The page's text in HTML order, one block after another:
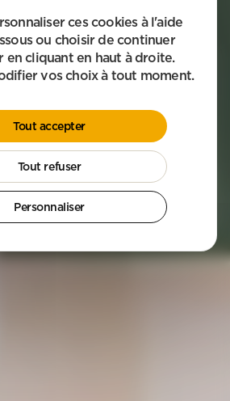
?
NOUS VOUS AIDER ?
Ménage & Repassage Garde d’enfants
? L’agence APEF la plus proche prend le
Obtenir mon devis
ces cookies à l'aide
ou choisir de continuer
en cliquant en haut à droite.
vos choix à tout moment.
Tout accepter
Tout refuser
Personnaliser